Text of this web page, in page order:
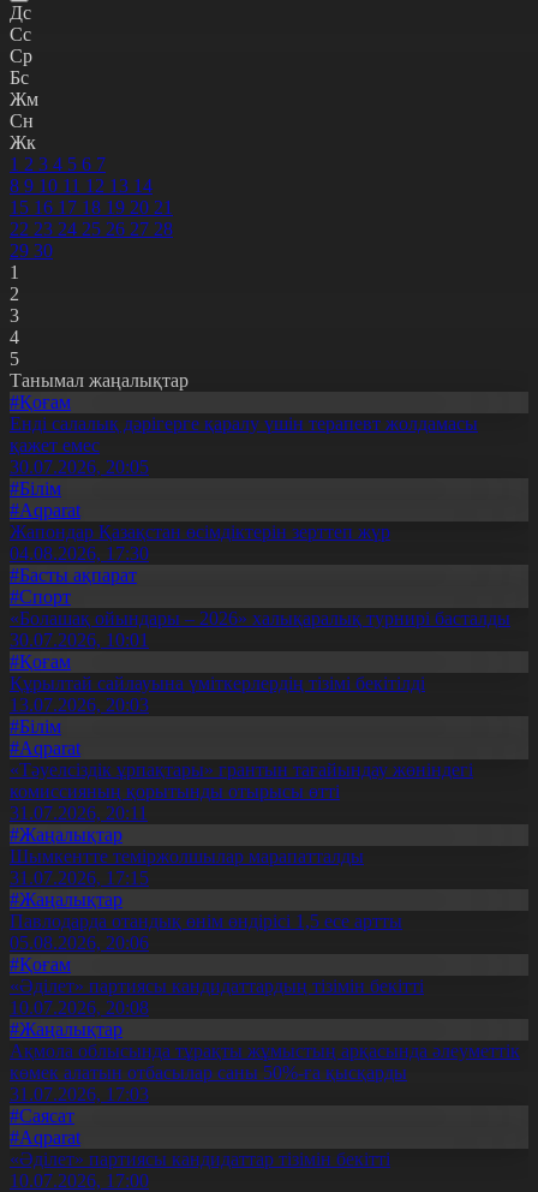
Дс
Сс
Ср
Бс
Жм
Сн
Жк
1 2 3 4 5 6 7
8 9 10 11 12 13 14
15 16 17 18 19 20 21
22 23 24 25 26 27 28
29 30
1
2
3
4
5
Танымал жаңалықтар
#Қоғам
Енді салалық дәрігерге қаралу үшін терапевт жолдамасы
қажет емес
30.07.2026, 20:05
#Білім
#Aqparat
Жапондар Қазақстан өсімдіктерін зерттеп жүр
04.08.2026, 17:30
#Басты ақпарат
#Спорт
«Болашақ ойындары – 2026» халықаралық турнирі басталды
30.07.2026, 10:01
#Қоғам
Құрылтай сайлауына үміткерлердің тізімі бекітілді
13.07.2026, 20:03
#Білім
#Aqparat
«Тәуелсіздік ұрпақтары» грантын тағайындау жөніндегі
комиссияның қорытынды отырысы өтті
31.07.2026, 20:11
#Жаңалықтар
Шымкентте теміржолшылар марапатталды
31.07.2026, 17:15
#Жаңалықтар
Павлодарда отандық өнім өндірісі 1,5 есе артты
05.08.2026, 20:06
#Қоғам
«Әділет» партиясы кандидаттардың тізімін бекітті
10.07.2026, 20:08
#Жаңалықтар
Ақмола облысында тұрақты жұмыстың арқасында әлеуметтік
көмек алатын отбасылар саны 50%-ға қысқарды
31.07.2026, 17:03
#Саясат
#Aqparat
«Әділет» партиясы кандидаттар тізімін бекітті
10.07.2026, 17:00